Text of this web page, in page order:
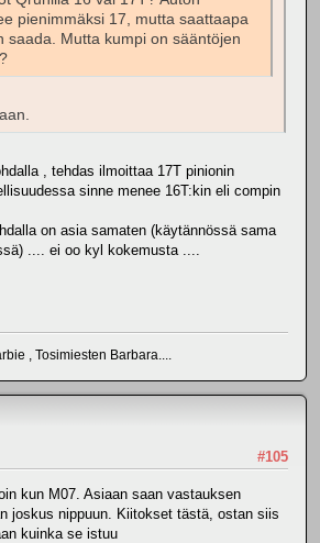
pienimmäksi 17, mutta saattaapa
saada. Mutta kumpi on sääntöjen
, tehdas ilmoittaa 17T pinionin
sinne menee 16T:kin eli compin
on asia samaten (käytännössä sama
.... ei oo kyl kokemusta ....
, Tosimiesten Barbara....
#105
kun M07. Asiaan saan vastauksen
joskus nippuun. Kiitokset tästä, ostan siis
kuinka se istuu